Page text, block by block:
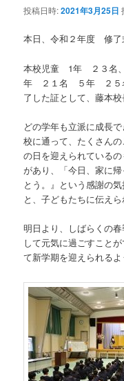
投稿日時:2021年3月25日
本日、令和２年度 修了
本校児童 1年 ２３
年 ２１名 ５年 ２５
了した証として、藤本
どの学年も立派に成長
校に通って、たくさん
の日を迎えられている
があり、「今日、家に
とう。』という感謝の
と、子どもたちに伝えら
明日より、しばらくの
して元気に過ごすこと
て新学期を迎えられるよ